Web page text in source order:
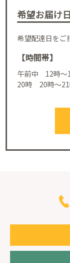
希望お届け
希望配達日をご
【時間帯】
午前中 12時
20時 20時～